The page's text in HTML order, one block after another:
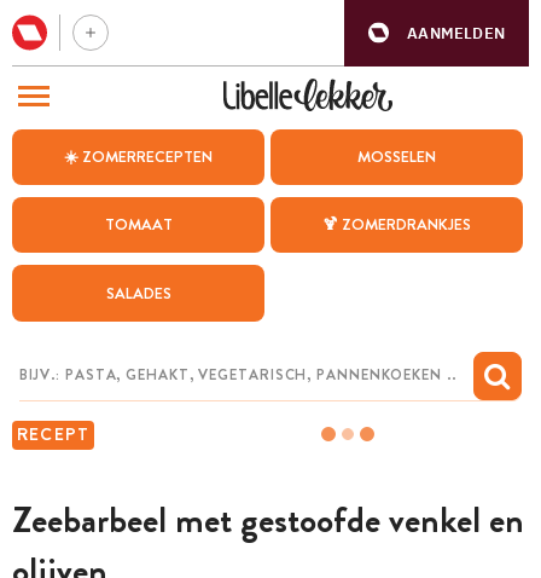
AANMELDEN
☀️ ZOMERRECEPTEN MOSSELEN
TOMAAT 🍹 ZOMERDRANKJES
SALADES
RECEPT
Zeebarbeel met gestoofde venkel en
BEZOEK ONZE ANDERE WEBSITES
WEEKMENU
CHAT MET MAIA
MIJN BEWAARDE RECEPTEN